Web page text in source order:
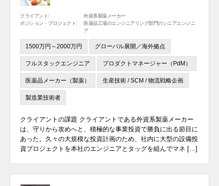
クライアント:
外資系製薬メーカー
ポジション・プロジェクト:
医薬品工場のエンジニアリング部門のシニアエンジニ
ア
1500万円～2000万円 グローバル展開／海外拠点
フルスタックエンジニア プロダクトマネージャー（PdM）
医薬品メーカー（製薬） 生産技術 / SCM / 物流戦略企画
製造業技術者
クライアントの課題 クライアントである外資系製薬メーカー
は、守りから攻めへと、積極的な事業投資で勝負に出る節目に
あった。久々の大規模な投資計画のため、社内に大型の設備投
資プロジェクトを本社のエンジニアとタッグを組んでマネ […]